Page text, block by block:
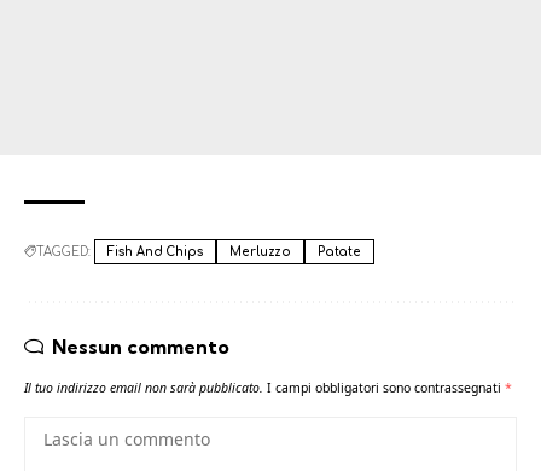
TAGGED: Fish And Chips Merluzzo Patate
Nessun commento
Il tuo indirizzo email non sarà pubblicato. I campi obbligatori sono contrassegnati *